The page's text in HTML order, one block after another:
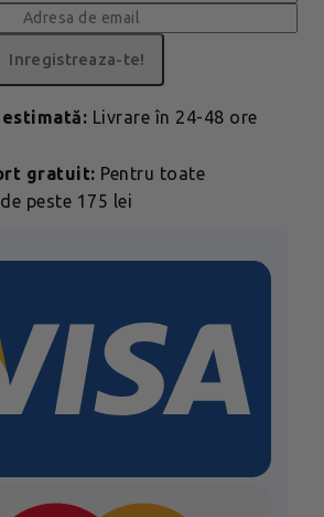
Livrare în 24-48 ore
gratuit: Pentru toate
peste 175 lei